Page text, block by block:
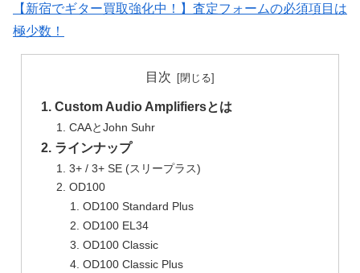
【新宿でギター買取強化中！】査定フォームの必須項目は
極少数！
目次
Custom Audio Amplifiersとは
CAAとJohn Suhr
ラインナップ
3+ / 3+ SE (スリープラス)
OD100
OD100 Standard Plus
OD100 EL34
OD100 Classic
OD100 Classic Plus